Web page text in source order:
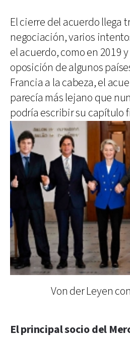
El cierre del acuerdo llega
negociación, varios
el acuerdo, como en 2019
oposición de algunos
Francia a la cabeza, el
parecía más lejano que
podría escribir su capítulo
Von der Leyen
El principal socio del